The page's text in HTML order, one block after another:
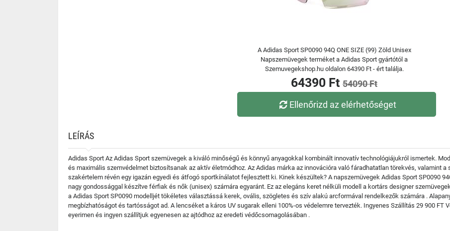
A Adidas Sport SP0090 94Q ONE SIZE (99) Zöld Unisex
Napszemüvegek terméket a Adidas Sport gyártótól a
Szemuvegekshop.hu oldalon 64390 Ft - ért találja.
64390 Ft 54090 Ft
Ellenőrizd az elérhetőséget
LEÍRÁS
Adidas Sport Az Adidas Sport szemüvegek a kiváló minőségű és könnyű anyagokkal kombinált innovatív technológiájukról ismertek.
és maximális szemvédelmet biztosítsanak az aktív életmódhoz. Az Adidas márka az innovációra való fáradhatatlan törekvés, valamint
szakértelem révén egy igazán egyedi és átfogó sportkínálatot fejlesztett ki. Kinek készültek? A napszemüvegek Adidas Sport SP0090
nagy gondossággal készítve férfiak és nők (unisex) számára egyaránt. Ez az elegáns keret nélküli modell a kortárs designer
a Adidas Sport SP0090 modelljét tökéletes választássá kerek, ovális, szögletes és szív alakú arcformával rendelkezők számára .
megbízhatóságot és tartósságot ad. A lencséket a káros UV sugarak elleni 100%-os védelemre tervezték. Ingyenes Szállítás 29 900 FT
eyerimen és ingyen szállítjuk egyenesen az ajtódhoz az eredeti védőcsomagolásában .